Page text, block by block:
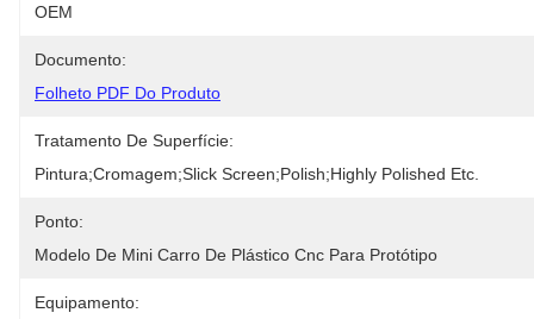
OEM
Documento:
Folheto PDF Do Produto
Tratamento De Superfície:
Pintura;Cromagem;Slick Screen;Polish;Highly Polished Etc.
Ponto:
Modelo De Mini Carro De Plástico Cnc Para Protótipo
Equipamento: